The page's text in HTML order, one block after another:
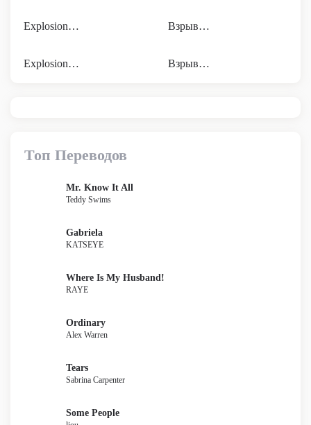
Explosion… Взрыв…
Explosion… Взрыв…
Топ Переводов
Mr. Know It All
Teddy Swims
Gabriela
KATSEYE
Where Is My Husband!
RAYE
Ordinary
Alex Warren
Tears
Sabrina Carpenter
Some People